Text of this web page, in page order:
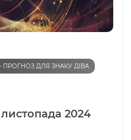
ПРОГНОЗ ДЛЯ ЗНАКУ ДІВА
2024